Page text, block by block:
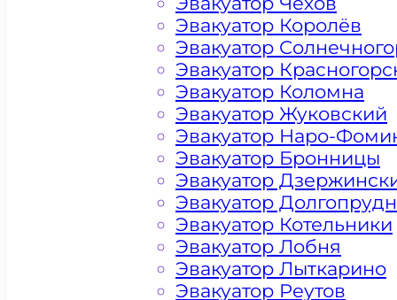
Эвакуатор Королёв
Эвакуатор
Эвакуатор
Эвакуатор Коломна
Эвакуатор Жуковский
Эвакуатор Наро-
Эвакуатор Бронницы
Эвакуатор
Эвакуатор
Эвакуатор Котельники
Эвакуатор Лобня
Эвакуатор Лыткарино
Эвакуатор Реутов